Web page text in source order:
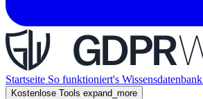
Startseite So funktioniert's Wissensdatenbank
Kostenlose Tools expand_more